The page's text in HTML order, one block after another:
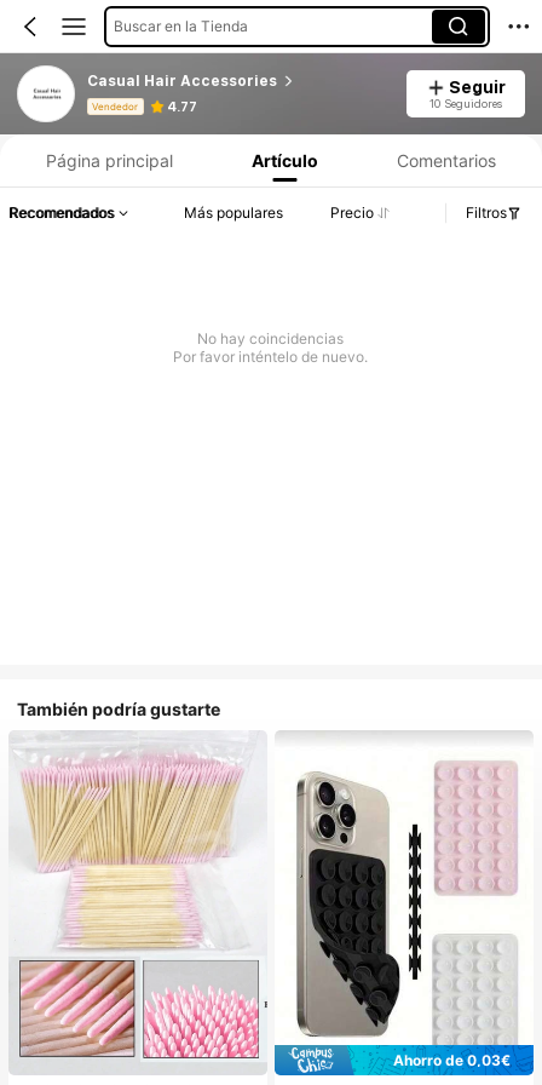
Buscar en la Tienda
Casual Hair Accessories
Vendedor 4.77
Seguir
10 Seguidores
Página principal Artículo Comentarios
Recomendados Más populares Precio Filtros
No hay coincidencias
Por favor inténtelo de nuevo.
También podría gustarte
Ahorro de 0,03€